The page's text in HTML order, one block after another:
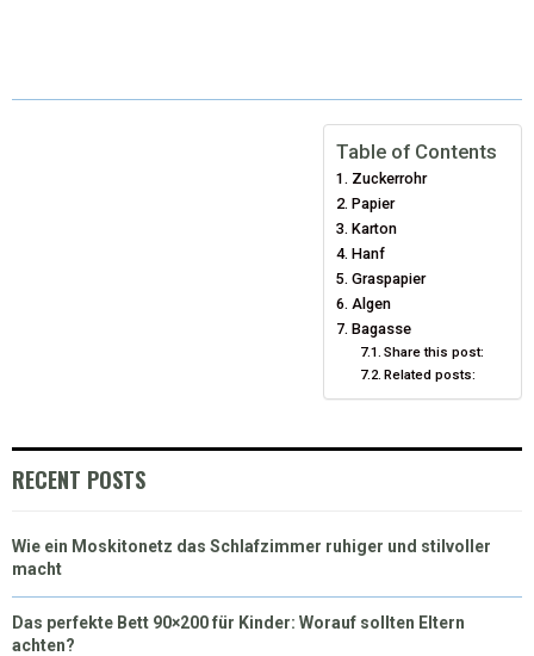
Table of Contents
Zuckerrohr
Papier
Karton
Hanf
Graspapier
Algen
Bagasse
Share this post:
Related posts:
RECENT POSTS
Wie ein Moskitonetz das Schlafzimmer ruhiger und stilvoller
macht
Das perfekte Bett 90×200 für Kinder: Worauf sollten Eltern
achten?